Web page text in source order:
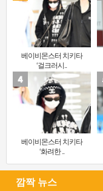
베이비몬스터 치키타
‘걸크러시..
베이비몬스터 치키타
‘화려한 ..
깜짝 뉴스